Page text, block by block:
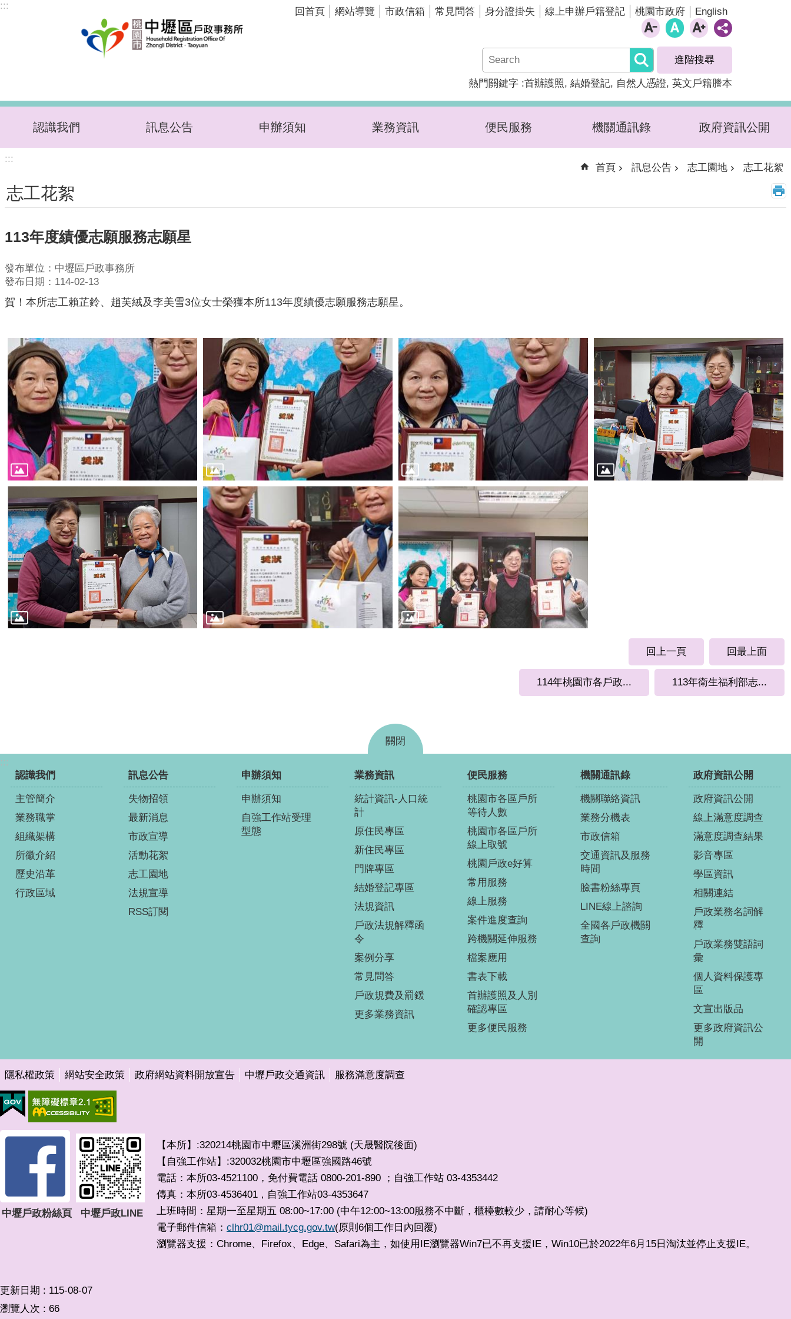
跳到主要內容區塊
:::
回首頁 網站導覽 市政信箱 常見問答 身分證掛失 線上申辦戶籍登記 桃園市政府 English
進階搜尋
熱門關鍵字 首辦護照 結婚登記 自然人憑證 英文戶籍謄本
認識我們 訊息公告 申辦須知 業務資訊 便民服務 機關通訊錄 政府資訊公開
:::
首頁 訊息公告 志工園地 志工花絮
志工花絮
113年度績優志願服務志願星
發布單位：中壢區戶政事務所
發布日期：114-02-13
賀！本所志工賴芷鈴、趙芙絨及李美雪3位女士榮獲本所113年度績優志願服務志願星。
回上一頁 回最上面
114年桃園市各戶政... 113年衛生福利部志...
關閉
:::
認識我們
主管簡介
業務職掌
組織架構
所徽介紹
歷史沿革
行政區域
訊息公告
失物招領
最新消息
市政宣導
活動花絮
志工園地
法規宣導
RSS訂閱
申辦須知
申辦須知
自強工作站受理
型態
業務資訊
統計資訊-人口統
計
原住民專區
新住民專區
門牌專區
結婚登記專區
法規資訊
戶政法規解釋函
令
案例分享
常見問答
戶政規費及罰鍰
更多業務資訊
便民服務
桃園市各區戶所
等待人數
桃園市各區戶所
線上取號
桃園戶政e好算
常用服務
線上服務
案件進度查詢
跨機關延伸服務
檔案應用
書表下載
首辦護照及人別
確認專區
更多便民服務
機關通訊錄
機關聯絡資訊
業務分機表
市政信箱
交通資訊及服務
時間
臉書粉絲專頁
LINE線上諮詢
全國各戶政機關
查詢
政府資訊公開
政府資訊公開
線上滿意度調查
滿意度調查結果
影音專區
學區資訊
相關連結
戶政業務名詞解
釋
戶政業務雙語詞
彙
個人資料保護專
區
文宣出版品
更多政府資訊公
開
隱私權政策 網站安全政策 政府網站資料開放宣告 中壢戶政交通資訊 服務滿意度調查
中壢戶政粉絲頁 中壢戶政LINE
【本所】:320214桃園市中壢區溪洲街298號 (天晟醫院後面)
【自強工作站】:320032桃園市中壢區強國路46號
電話：本所03-4521100，免付費電話 0800-201-890 ；自強工作站 03-4353442
傳真：本所03-4536401 ， 自強工作站03-4353647
上班時間：星期一至星期五 08:00~17:00 (中午12:00~13:00服務不中斷，櫃檯數較少，請耐心等候)
電子郵件信箱： clhr01@mail.tycg.gov.tw(原則6個工作日內回覆)
瀏覽器支援：Chrome、Firefox、Edge、Safari為主，如使用IE瀏覽器Win7已不再支援IE，Win10已於2022年6月15日淘汰並停止支援IE。
更新日期
115-08-07
瀏覽人次
66